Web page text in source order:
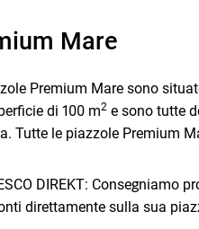
Mare
Premium Mare sono
di 100 m2 e sono tutte
Tutte le piazzole Premium
DIREKT: Consegniamo
direttamente sulla sua